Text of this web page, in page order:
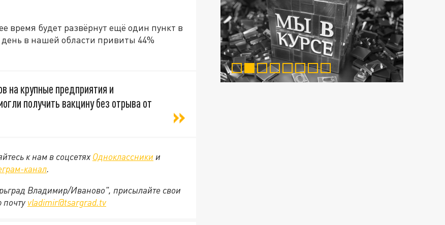
время будет развёрнут ещё один пункт в
в нашей области привиты 44%
на крупные предприятия и
получить вакцину без отрыва от
к нам в соцсетях Одноклассники и
канал.
Владимир/Иваново", присылайте свои
vladimir@tsargrad.tv